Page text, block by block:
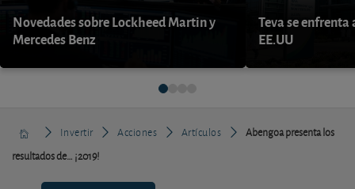
Novedades sobre Lockheed Martin y
Mercedes Benz
Teva se enfrenta
EE.UU
Invertir Acciones Artículos
Abengoa presenta los
resultados de… ¡2019!